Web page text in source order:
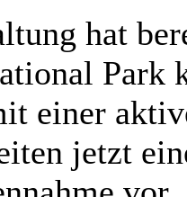
hat
Park
einer
jetzt